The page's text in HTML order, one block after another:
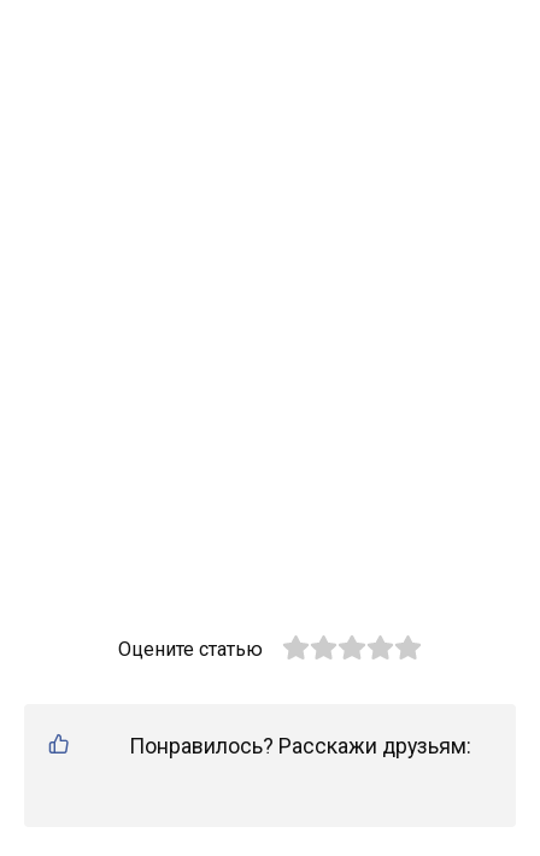
Оцените статью
Понравилось? Расскажи друзьям: